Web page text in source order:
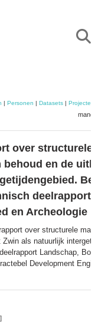
| Personen | Datasets | Projecten
over structurele
behoud en de
deelrapport
en Archeologie
over structurele
als natuurlijk
Landschap,
Development
]